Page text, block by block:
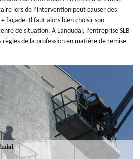
lors de l’intervention peut causer des
façade. Il faut alors bien choisir son
de situation. À Landudal, l’entreprise SLB
règles de la profession en matière de remise